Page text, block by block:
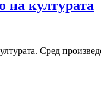
на културата
Сред